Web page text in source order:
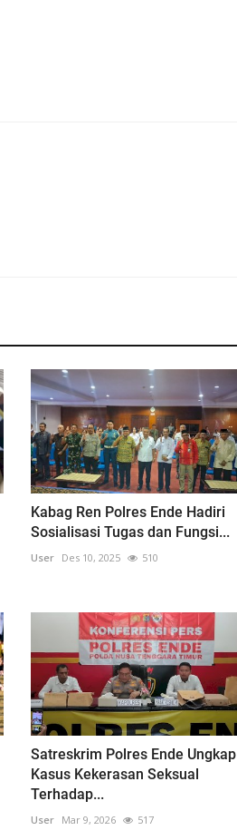
Kabag Ren Polres Ende Hadiri
Sosialisasi Tugas dan Fungsi...
User Des 10, 2025 510
Satreskrim Polres Ende Ungkap
Kasus Kekerasan Seksual
Terhadap...
User Mar 9, 2026 517